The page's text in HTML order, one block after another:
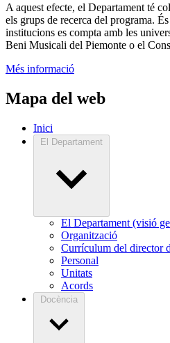
A aquest efecte, el Departament té
els grups de recerca del programa.
institucions es compta amb les
Beni Musicali del Piemonte o el
Més informació
Mapa del web
Inici
El Departament
El Departament (visió
Organització
Currículum del director
Personal
Unitats
Acords
Docència